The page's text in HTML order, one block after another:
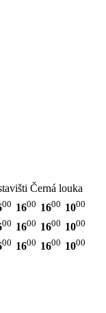
Černá louka
00 1600 1600 1000
00 1600 1600 1000
00 1600 1600 1000